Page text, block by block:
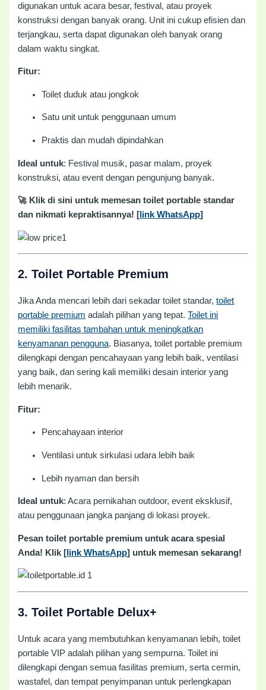
digunakan untuk acara besar, festival, atau proyek
konstruksi dengan banyak orang. Unit ini cukup efisien dan
terjangkau, serta dapat digunakan oleh banyak orang
dalam waktu singkat.
Fitur:
Toilet duduk atau jongkok
Satu unit untuk penggunaan umum
Praktis dan mudah dipindahkan
Ideal untuk: Festival musik, pasar malam, proyek
konstruksi, atau event dengan pengunjung banyak.
🚀 Klik di sini untuk memesan toilet portable standar
dan nikmati kepraktisannya! [ link WhatsApp]
2.Toilet Portable Premium
Jika Anda mencari lebih dari sekadar toilet standar,toilet
portable premium adalah pilihan yang tepat.Toilet ini
memiliki fasilitas tambahan untuk meningkatkan
kenyamanan pengguna. Biasanya, toilet portable premium
dilengkapi dengan pencahayaan yang lebih baik, ventilasi
yang baik, dan sering kali memiliki desain interior yang
lebih menarik.
Fitur:
Pencahayaan interior
Ventilasi untuk sirkulasi udara lebih baik
Lebih nyaman dan bersih
Ideal untuk: Acara pernikahan outdoor, event eksklusif,
atau penggunaan jangka panjang di lokasi proyek.
Pesan toilet portable premium untuk acara spesial
Anda! Klik [ link WhatsApp] untuk memesan sekarang!
3.Toilet Portable Delux+
Untuk acara yang membutuhkan kenyamanan lebih, toilet
portable VIP adalah pilihan yang sempurna. Toilet ini
dilengkapi dengan semua fasilitas premium, serta cermin,
wastafel, dan tempat penyimpanan untuk perlengkapan